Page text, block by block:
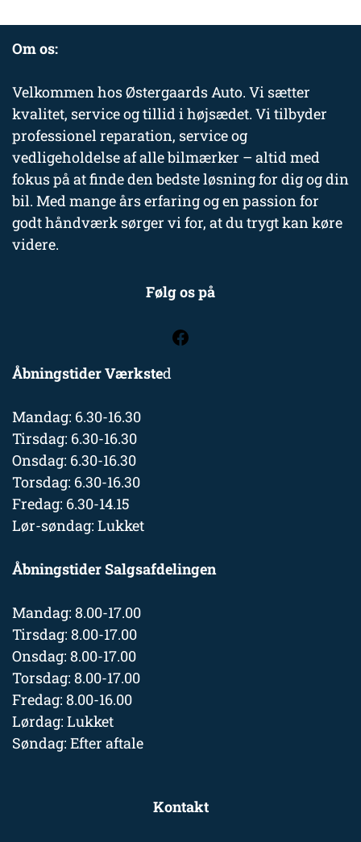
Om os:
Velkommen hos Østergaards Auto. Vi sætter
kvalitet, service og tillid i højsædet. Vi tilbyder
professionel reparation, service og
vedligeholdelse af alle bilmærker – altid med
fokus på at finde den bedste løsning for dig og din
bil. Med mange års erfaring og en passion for
godt håndværk sørger vi for, at du trygt kan køre
videre.
Følg os på
Åbningstider Værksted
Mandag: 6.30-16.30
Tirsdag: 6.30-16.30
Onsdag: 6.30-16.30
Torsdag: 6.30-16.30
Fredag: 6.30-14.15
Lør-søndag: Lukket
Åbningstider Salgsafdelingen
Mandag: 8.00-17.00
Tirsdag: 8.00-17.00
Onsdag: 8.00-17.00
Torsdag: 8.00-17.00
Fredag: 8.00-16.00
Lørdag: Lukket
Søndag: Efter aftale
Kontakt